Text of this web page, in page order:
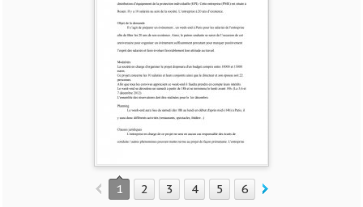
1 2 3 4 5 6 7